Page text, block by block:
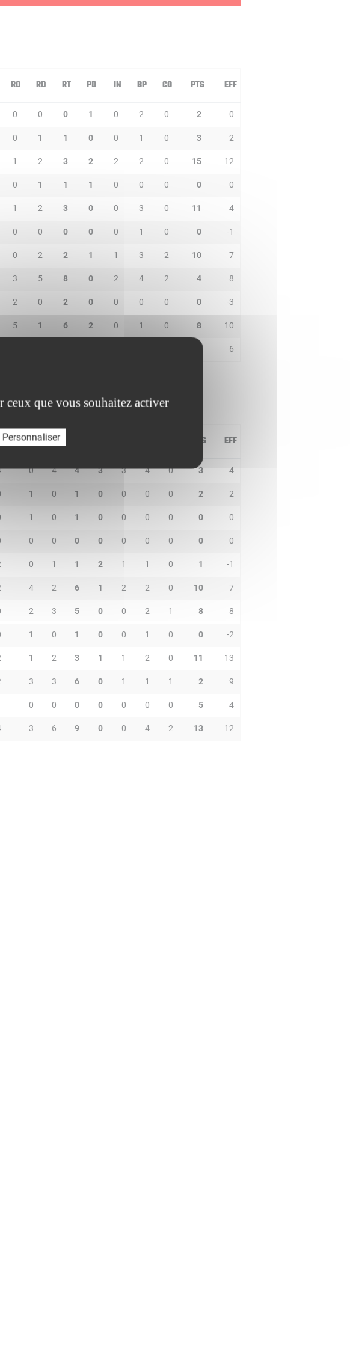
RO RD RT PD IN BP CO PTS EFF
0 0 0 1 0 2 0 2 0
0 1 1 0 0 1 0 3 2
1 2 3 2 2 2 0 15 12
0 1 1 1 0 0 0 0 0
1 2 3 0 0 3 0 11 4
0 0 0 0 0 1 0 0 -1
0 2 2 1 1 3 2 10 7
3 5 8 0 2 4 2 4 8
2 0 2 0 0 0 0 0 -3
5 1 6 2 0 1 0 8 10
6
RO RD PTS EFF
0 4 4 3 3 4 0 3 4
1 0 1 0 0 0 0 2 2
1 0 1 0 0 0 0 0 0
0 0 0 0 0 0 0 0 0
0 1 1 2 1 1 0 1 -1
4 2 6 1 2 2 0 10 7
2 3 5 0 0 2 1 8 8
1 0 1 0 0 1 0 0 -2
1 2 3 1 1 2 0 11 13
3 3 6 0 1 1 1 2 9
0 0 0 0 0 0 0 5 4
3 6 9 0 0 4 2 13 12
ceux que vous souhaitez activer
Personnaliser